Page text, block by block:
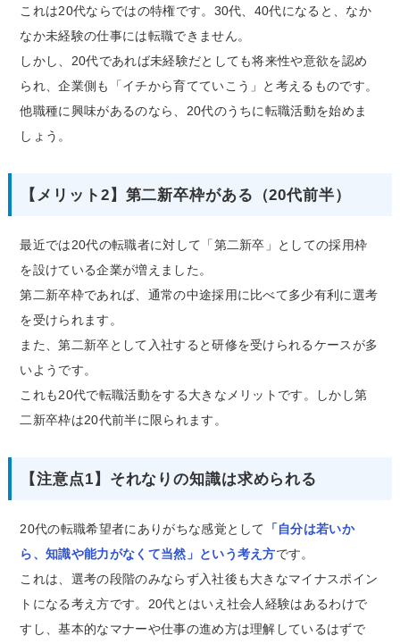
これは20代ならではの特権です。30代、40代になると、なか
なか未経験の仕事には転職できません。
しかし、20代であれば未経験だとしても将来性や意欲を認め
られ、企業側も「イチから育てていこう」と考えるものです。
他職種に興味があるのなら、20代のうちに転職活動を始めま
しょう。
【メリット2】第二新卒枠がある（20代前半）
最近では20代の転職者に対して「第二新卒」としての採用枠
を設けている企業が増えました。
第二新卒枠であれば、通常の中途採用に比べて多少有利に選考
を受けられます。
また、第二新卒として入社すると研修を受けられるケースが多
いようです。
これも20代で転職活動をする大きなメリットです。しかし第
二新卒枠は20代前半に限られます。
【注意点1】それなりの知識は求められる
20代の転職希望者にありがちな感覚として
「自分は若いか
ら、知識や能力がなくて当然」という考え方です。
これは、選考の段階のみならず入社後も大きなマイナスポイン
トになる考え方です。20代とはいえ社会人経験はあるわけで
すし、基本的なマナーや仕事の進め方は理解しているはずで